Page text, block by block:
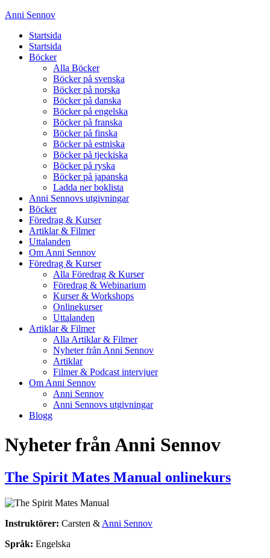
Anni Sennov
Startsida
Startsida
Böcker
Alla Böcker
Böcker på svenska
Böcker på norska
Böcker på danska
Böcker på engelska
Böcker på franska
Böcker på finska
Böcker på estniska
Böcker på tjeckiska
Böcker på ryska
Böcker på japanska
Ladda ner boklista
Anni Sennovs utgivningar
Böcker
Föredrag & Kurser
Artiklar & Filmer
Uttalanden
Om Anni Sennov
Föredrag & Kurser
Alla Föredrag & Kurser
Föredrag & Webinarium
Kurser & Workshops
Onlinekurser
Uttalanden
Artiklar & Filmer
Alla Artiklar & Filmer
Nyheter från Anni Sennov
Artiklar
Filmer & Podcast intervjuer
Om Anni Sennov
Anni Sennov
Anni Sennovs utgivningar
Blogg
Nyheter från Anni Sennov
The Spirit Mates Manual onlinekurs
Instruktörer: Carsten & Anni Sennov
Språk: Engelska